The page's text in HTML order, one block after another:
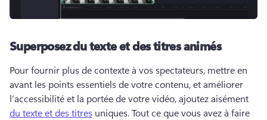
Superposez du texte et des titres animés
Pour fournir plus de contexte à vos spectateurs, mettre en
avant les points essentiels de votre contenu, et améliorer
l’accessibilité et la portée de votre vidéo, ajoutez aisément
du texte et des titres uniques. Tout ce que vous avez à faire